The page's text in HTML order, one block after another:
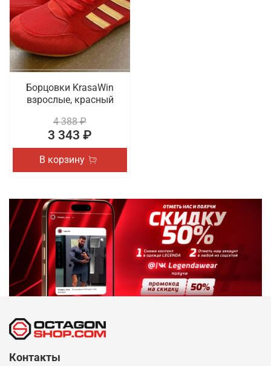
выбор доступны разные актуальные размеры и
трендовые расцветки. В наличии обувь для спорта
на шнуровке. Осуществляется быстрая доставка
оформленных онлайн покупок по Белгороду.
Борцовки KrasaWin
взрослые, красный
4 388 ₽
3 343 ₽
В корзину
Контакты